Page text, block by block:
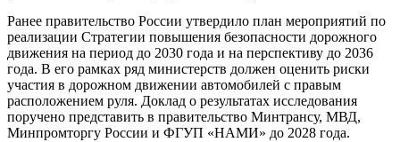
Ранее правительство России утвердило план мероприятий по
реализации Стратегии повышения безопасности дорожного
движения на период до 2030 года и на перспективу до 2036
года. В его рамках ряд министерств должен оценить риски
участия в дорожном движении автомобилей с правым
расположением руля. Доклад о результатах исследования
поручено представить в правительство Минтрансу, МВД,
Минпромторгу России и ФГУП «НАМИ» до 2028 года.